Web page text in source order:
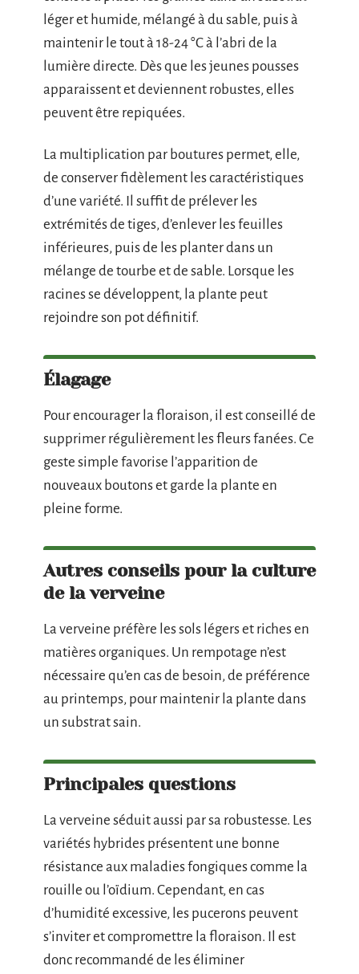
léger et humide, mélangé à du sable, puis à
maintenir le tout à 18-24 °C à l’abri de la
lumière directe. Dès que les jeunes pousses
apparaissent et deviennent robustes, elles
peuvent être repiquées.
La multiplication par boutures permet, elle,
de conserver fidèlement les caractéristiques
d’une variété. Il suffit de prélever les
extrémités de tiges, d’enlever les feuilles
inférieures, puis de les planter dans un
mélange de tourbe et de sable. Lorsque les
racines se développent, la plante peut
rejoindre son pot définitif.
Élagage
Pour encourager la floraison, il est conseillé de
supprimer régulièrement les fleurs fanées. Ce
geste simple favorise l’apparition de
nouveaux boutons et garde la plante en
pleine forme.
Autres conseils pour la culture
de la verveine
La verveine préfère les sols légers et riches en
matières organiques. Un rempotage n’est
nécessaire qu’en cas de besoin, de préférence
au printemps, pour maintenir la plante dans
un substrat sain.
Principales questions
La verveine séduit aussi par sa robustesse. Les
variétés hybrides présentent une bonne
résistance aux maladies fongiques comme la
rouille ou l’oïdium. Cependant, en cas
d’humidité excessive, les pucerons peuvent
s’inviter et compromettre la floraison. Il est
donc recommandé de les éliminer